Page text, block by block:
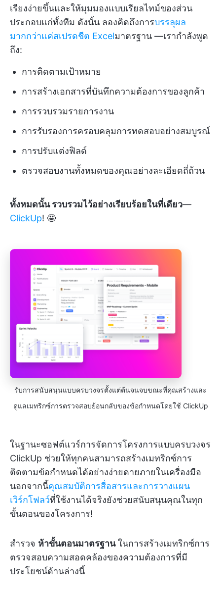
เรียงง่ายขึ้นและให้มุมมองแบบเรียลไทม์ของส่วน
ประกอบแก่ทั้งทีม ดังนั้น ลองคิดถึงการบรรลุผล
มากกว่าแค่สเปรดชีต Excelมาตรฐาน —เรากำลังพูด
ถึง:
การติดตามเป้าหมาย
การสร้างเอกสารที่บันทึกความต้องการของลูกค้า
การรวบรวมรายการงาน
การรับรองการครอบคลุมการทดสอบอย่างสมบูรณ์
การปรับแต่งฟิลด์
ตรวจสอบงานทั้งหมดของคุณอย่างละเอียดถี่ถ้วน
ทั้งหมดนั้น รวบรวมไว้อย่างเรียบร้อยในที่เดียว—
ClickUp! 🤩
รับการสนับสนุนแบบครบวงจรตั้งแต่ต้นจนจบขณะที่คุณสร้างและ
ดูแลเมทริกซ์การตรวจสอบย้อนกลับของข้อกำหนดโดยใช้ ClickUp
ในฐานะซอฟต์แวร์การจัดการโครงการแบบครบวงจร
ClickUp ช่วยให้ทุกคนสามารถสร้างเมทริกซ์การ
ติดตามข้อกำหนดได้อย่างง่ายดายภายในเครื่องมือ
นอกจากนี้คุณสมบัติการสื่อสารและการวางแผน
เวิร์กโฟลว์ที่ใช้งานได้จริงยังช่วยสนับสนุนคุณในทุก
ขั้นตอนของโครงการ!
สำรวจ ห้าขั้นตอนมาตรฐานในการสร้างเมทริกซ์การ
ตรวจสอบความสอดคล้องของความต้องการที่มี
ประโยชน์ด้านล่างนี้